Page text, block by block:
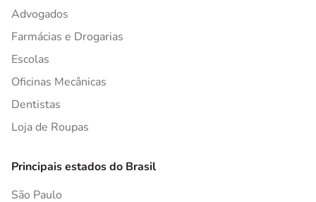
Advogados
Farmácias e Drogarias
Escolas
Oficinas Mecânicas
Dentistas
Loja de Roupas
Principais estados do Brasil
São Paulo